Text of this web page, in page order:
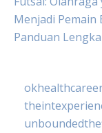
Menjadi Pemain
Panduan